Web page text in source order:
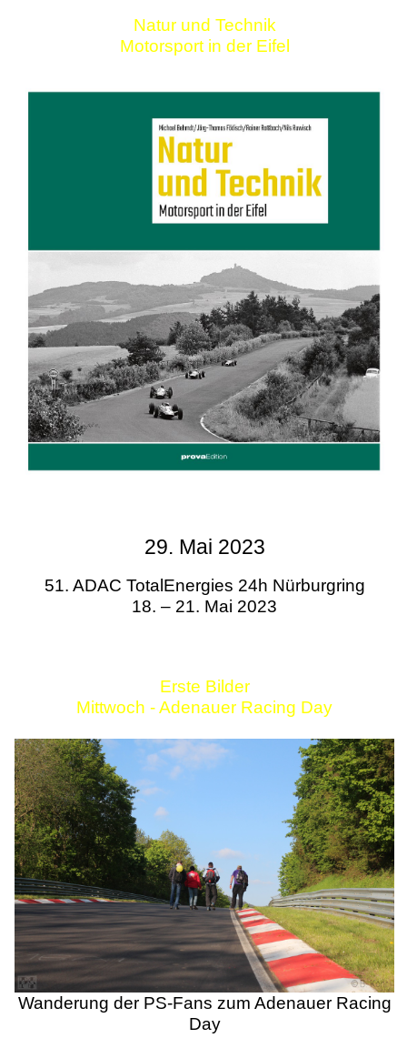
Natur und Technik
Motorsport in der Eifel
29. Mai 2023
51. ADAC TotalEnergies 24h Nürburgring
18. – 21. Mai 2023
Erste Bilder
Mittwoch - Adenauer Racing Day
Wanderung der PS-Fans zum Adenauer Racing
Day